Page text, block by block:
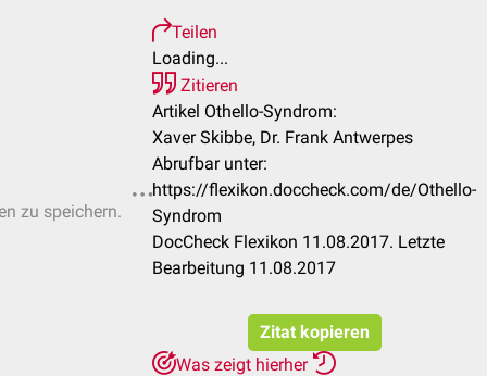
zu speichern.
Teilen
Loading...
Zitieren
Artikel Othello-Syndrom:
Xaver Skibbe, Dr. Frank Antwerpes
Abrufbar unter:
https://flexikon.doccheck.com/de/Othello-
Syndrom
DocCheck Flexikon 11.08.2017. Letzte
Bearbeitung 11.08.2017
Zitat kopieren
Was zeigt hierher